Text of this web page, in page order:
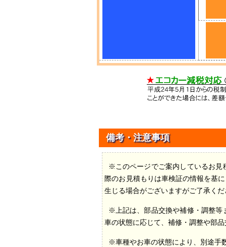
備考・注意事項
※このページでご案内しているお見
際のお見積もりは車検証の情報を基
生じる場合がございますがご了承く
※上記は、部品交換や補修・調整等
車の状態に応じて、補修・調整や部
※車種やお車の状態により、別途手